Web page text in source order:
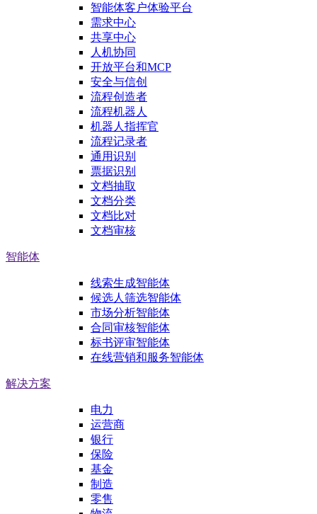
智能体客户体验平台
需求中心
共享中心
人机协同
开放平台和MCP
安全与信创
流程创造者
流程机器人
机器人指挥官
流程记录者
通用识别
票据识别
文档抽取
文档分类
文档比对
文档审核
智能体
线索生成智能体
候选人筛选智能体
市场分析智能体
合同审核智能体
标书评审智能体
在线营销和服务智能体
解决方案
电力
运营商
银行
保险
基金
制造
零售